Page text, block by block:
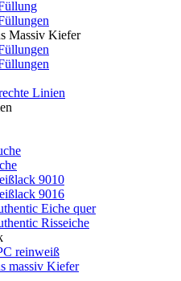
Massiv Kiefer
Linien
9010
9016
Eiche quer
Risseiche
reinweiß
massiv Kiefer